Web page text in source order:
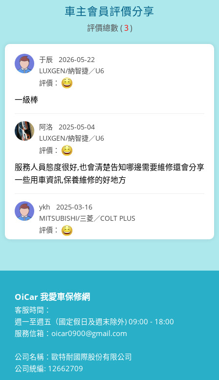
車主會員評價分享
評價總數 (3)
于辰
2026-05-22
LUXGEN/納智捷／U6
一級棒
阿洛
2025-05-04
LUXGEN/納智捷／U6
服務人員態度很好,也會清楚告知哪邊需要維修還會分享
一些用車資訊,保養維修的好地方
ykh
2025-03-16
MITSUBISHI/三菱／COLT PLUS
OiCar 我愛車保修網
客服時間：
週一至週五（國定假日及週末除外) 09:00 - 18:00
服務信箱：oicar0900@gmail.com
公司名稱：歐特耐國際股份有限公司
公司統編: 12662709